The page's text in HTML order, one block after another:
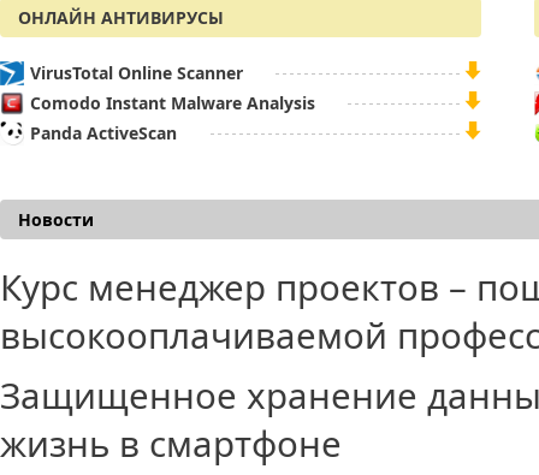
ОНЛАЙН АНТИВИРУСЫ
VirusTotal Online Scanner
Comodo Instant Malware Analysis
Panda ActiveScan
Новости
Курс менеджер проектов –
высокооплачиваемой
Защищенное хранение
жизнь в смартфоне